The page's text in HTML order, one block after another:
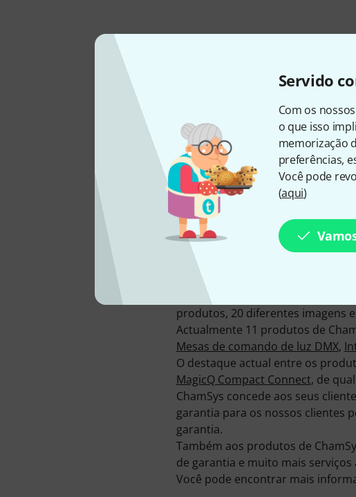
Servido
Com os
o que isso
memorização
preferências,
Você pode
(aqui)
DISPONÍVEL CONNOSCO
DESDE
2008
30+
Actualmente temos 41 produtos
nosso catálogo "Hot Deals"
Para que você possa se
além de curtas descrições 757
produtos, 20 diferentes imagens
Actualmente 11 produtos de
Mesas de comando de luz DMX,
O destaque actual entre os
MagicQ Compact Connect, de
ChamSys concede aos seus
garantia para os nossos clientes
garantia.
Também aos produtos de
de garantia e muito mais
Você pode encontrar mais